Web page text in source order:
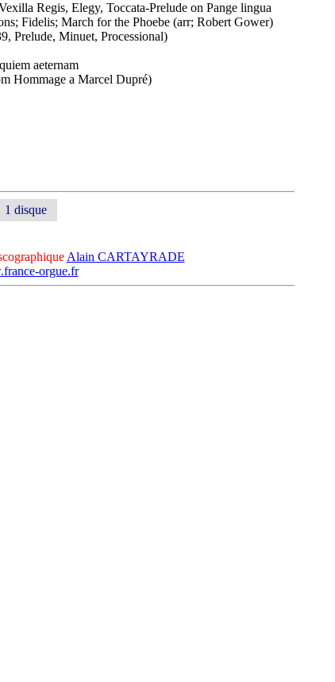
Regis, Elegy, Toccata-Prelude on Pange lingua
Fidelis; March for the Phoebe (arr; Robert Gower)
Prelude, Minuet, Processional)
aeternam
Hommage a Marcel Dupré)
1 disque
Alain CARTAYRADE
orgue.fr